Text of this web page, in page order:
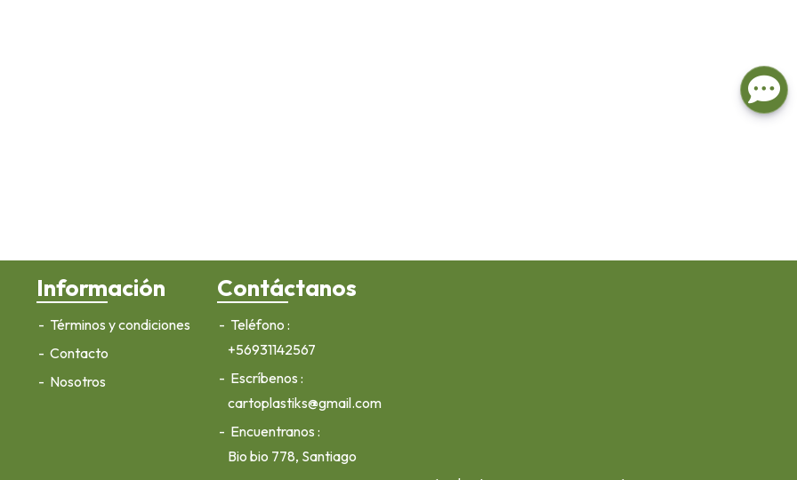
Información
Términos y condiciones
Contacto
Nosotros
Contáctanos
Teléfono
+56931142567
Escríbenos
cartoplastiks@gmail.com
Encuentranos
Bio bio 778, Santiago